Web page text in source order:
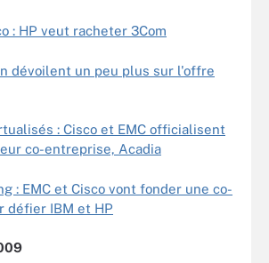
: HP veut racheter 3Com
dévoilent un peu plus sur l'offre
: Cisco et EMC officialisent
co-entreprise, Acadia
: EMC et Cisco vont fonder une co-
défier IBM et HP